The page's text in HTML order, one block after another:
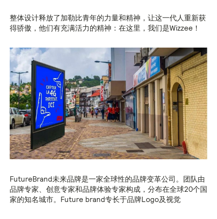
整体设计释放了加勒比青年的力量和精神，让这一代人重新获
得骄傲，他们有充满活力的精神：在这里，我们是Wizzee！
FutureBrand未来品牌是一家全球性的品牌变革公司。团队由
品牌专家、创意专家和品牌体验专家构成，分布在全球20个国
家的知名城市。Future brand专长于品牌Logo及视觉